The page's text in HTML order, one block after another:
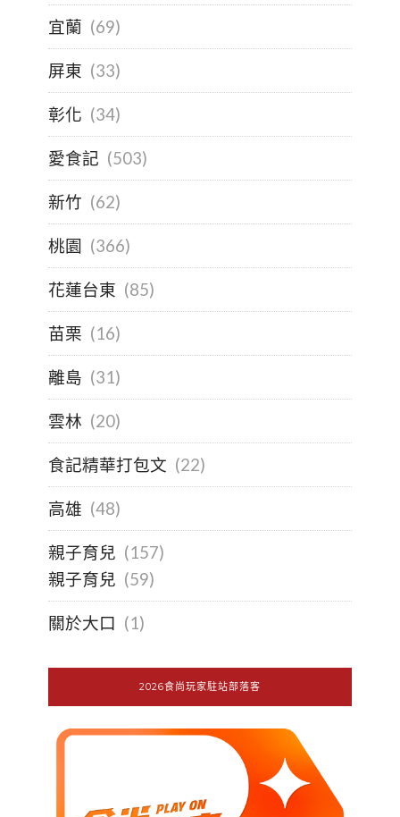
宜蘭 (69)
屏東 (33)
彰化 (34)
愛食記 (503)
新竹 (62)
桃園 (366)
花蓮台東 (85)
苗栗 (16)
離島 (31)
雲林 (20)
食記精華打包文 (22)
高雄 (48)
親子育兒 (157)
親子育兒 (59)
關於大口 (1)
2026食尚玩家駐站部落客